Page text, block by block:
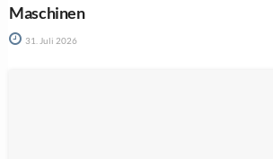
Maschinen
31. Juli 2026